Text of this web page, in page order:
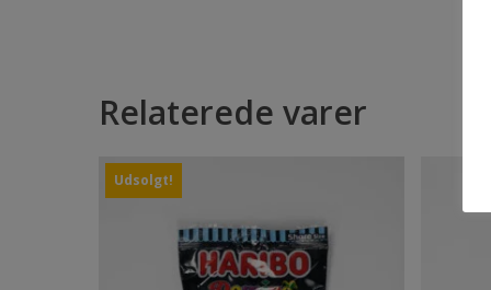
Relaterede varer
Udsolgt!